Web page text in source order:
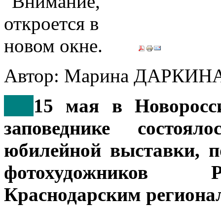
Автор: Марина
15 мая в
заповеднике
юбилейной выставки,
фотохудожников
Краснодарским